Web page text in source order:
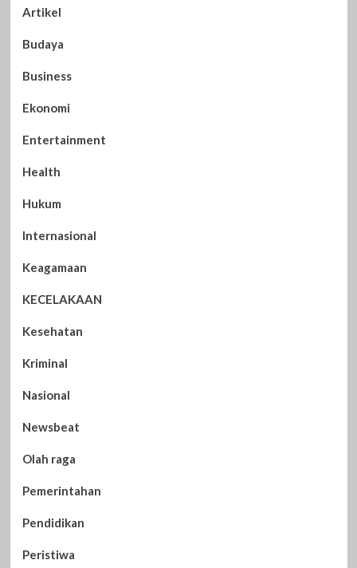
Artikel
Budaya
Business
Ekonomi
Entertainment
Health
Hukum
Internasional
Keagamaan
KECELAKAAN
Kesehatan
Kriminal
Nasional
Newsbeat
Olah raga
Pemerintahan
Pendidikan
Peristiwa